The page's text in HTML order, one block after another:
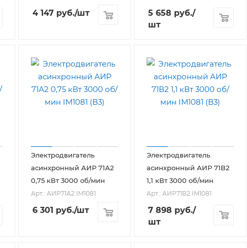
4 147 руб./шт 5 658 руб./
шт
Электродвигатель
асинхронный АИР 71А2
0,75 кВт 3000 об/мин
Арт.: АИР71А2 IM1081
6 301 руб./шт
Электродвигатель
асинхронный АИР 71В2
1,1 кВт 3000 об/мин
Арт.: АИР71В2 IM1081
7 898 руб./
шт